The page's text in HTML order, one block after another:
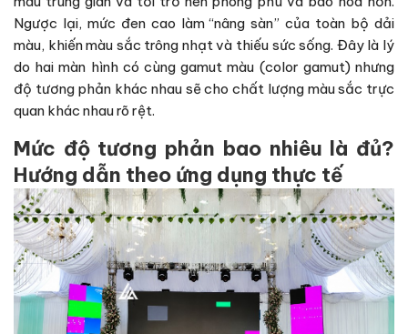
Ngược lại, mức đen cao làm “nâng sàn” của toàn bộ dải
màu, khiến màu sắc trông nhạt và thiếu sức sống. Đây là lý
do hai màn hình có cùng gamut màu (color gamut) nhưng
độ tương phản khác nhau sẽ cho chất lượng màu sắc trực
quan khác nhau rõ rệt.
Mức độ tương phản bao nhiêu là đủ?
Hướng dẫn theo ứng dụng thực tế